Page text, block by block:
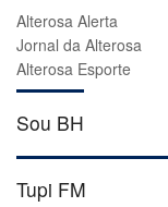
Alterosa Alerta
Jornal da Alterosa
Alterosa Esporte
Sou BH
Tupi FM